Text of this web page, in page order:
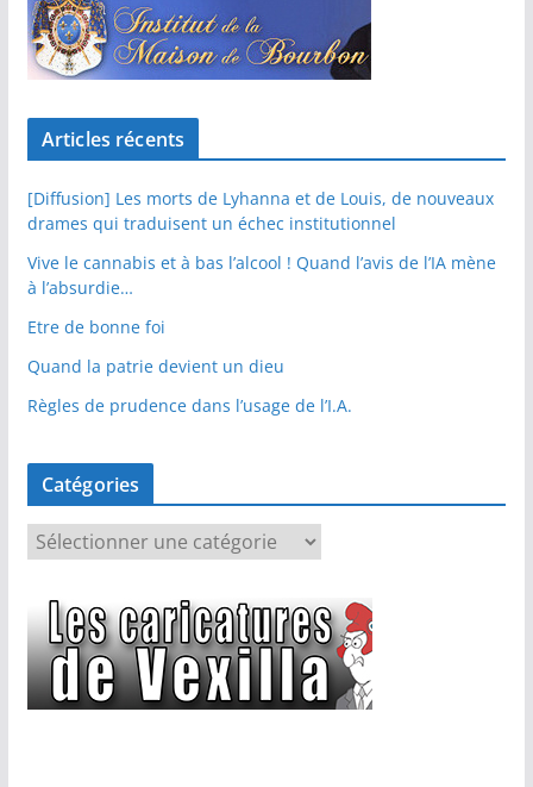
Articles récents
[Diffusion] Les morts de Lyhanna et de Louis, de nouveaux
drames qui traduisent un échec institutionnel
Vive le cannabis et à bas l’alcool ! Quand l’avis de l’IA mène
à l’absurdie…
Etre de bonne foi
Quand la patrie devient un dieu
Règles de prudence dans l’usage de l’I.A.
Catégories
a
é
g
o
r